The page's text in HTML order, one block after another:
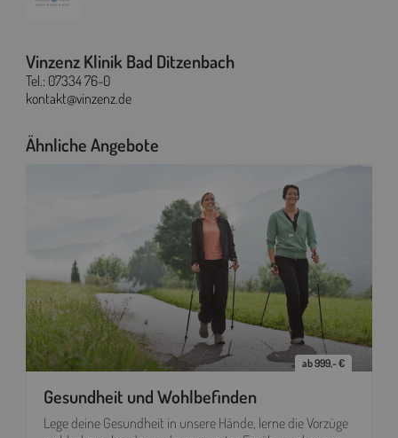
Vinzenz Klinik Bad Ditzenbach
Tel.: 07334 76-0
kontakt@vinzenz.de
Ähnliche Angebote
ab 999,- €
Gesundheit und Wohlbefinden
Lege deine Gesundheit in unsere Hände, lerne die Vorzüge